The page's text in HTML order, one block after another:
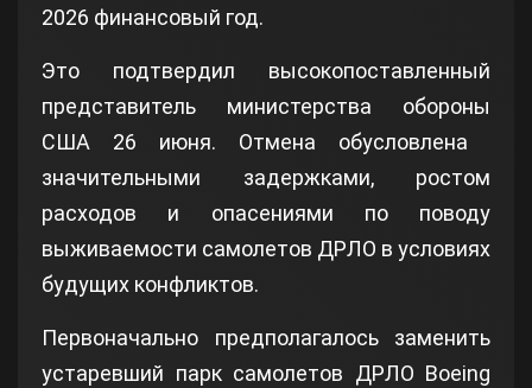
2026 финансовый год.
Это подтвердил высокопоставленный
представитель министерства обороны
США 26 июня. Отмена обусловлена ​​
значительными задержками, ростом
расходов и опасениями по поводу
выживаемости самолетов ДРЛО в условиях
будущих конфликтов.
Первоначально предполагалось заменить
устаревший парк самолетов ДРЛО Boeing